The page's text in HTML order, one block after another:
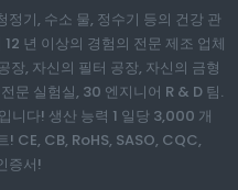
기, 수소 물, 정수기 등의 건강 관
년 이상의 경험의 전문 제조 업체
, 자신의 필터 공장, 자신의 금형
문 실험실, 30 엔지니어 R & D 팀.
니다! 생산 능력 1 일당 3,000 개
! CE, CB, RoHS, SASO, CQC,
증서!